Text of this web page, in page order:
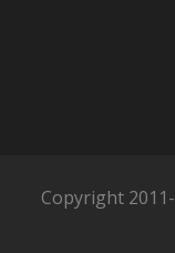
Copyright 2011-